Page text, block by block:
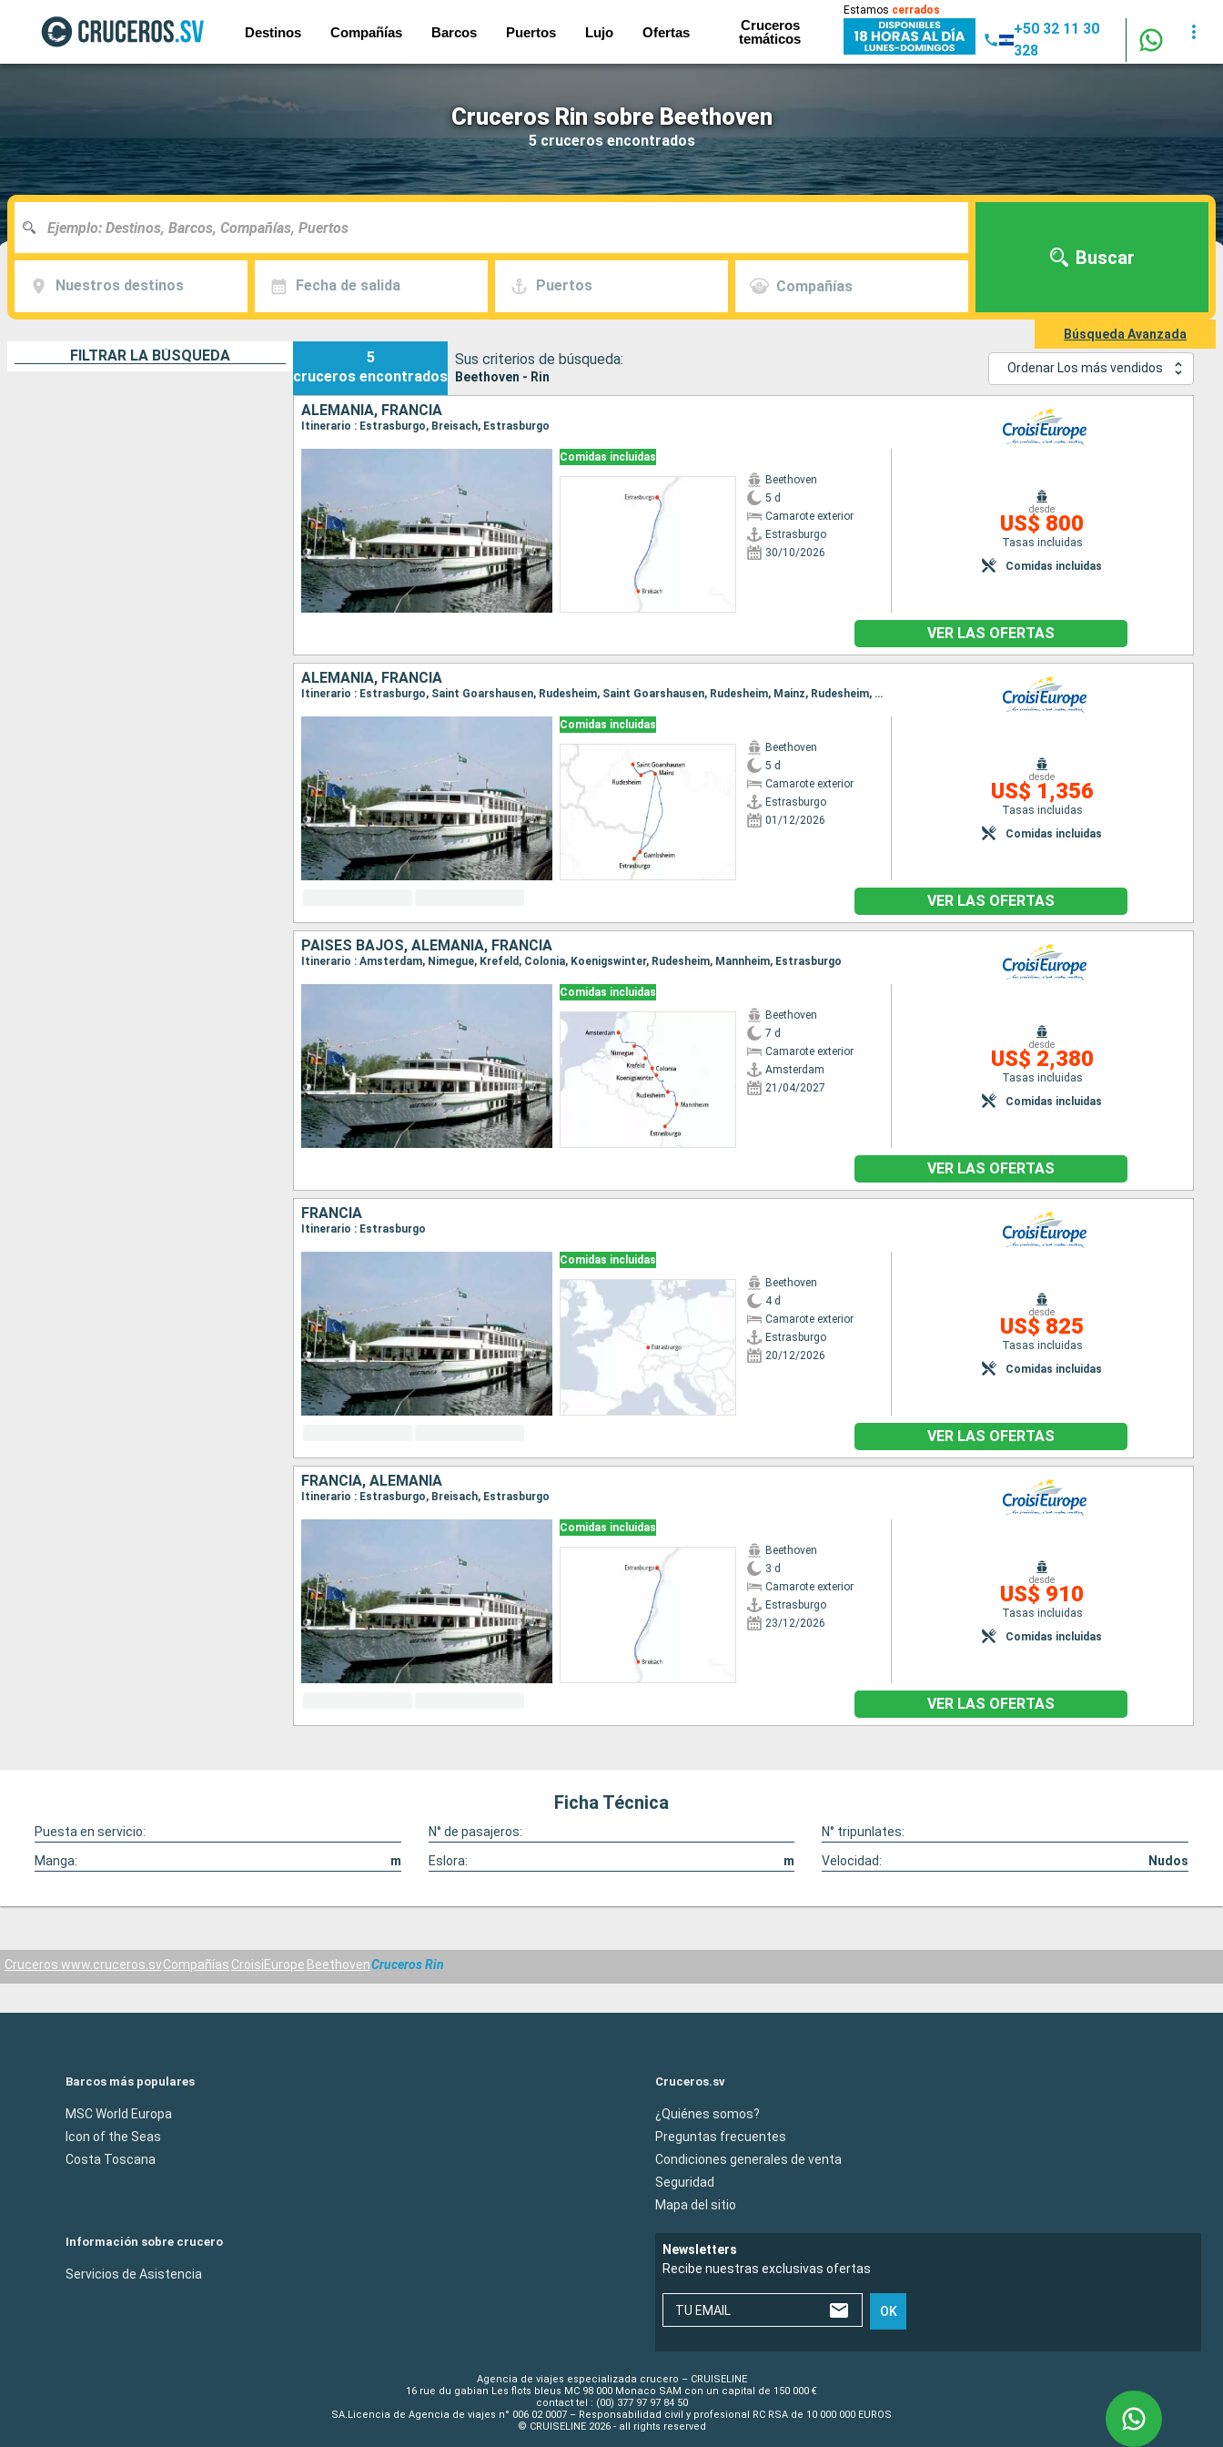
Destinos Compañías Barcos Puertos Lujo Ofertas
Cruceros
temáticos
Estamos cerrados
+50 32 11 30
328
Cruceros Rin sobre Beethoven
5 cruceros encontrados
Nuestros destinos Fecha de salida Puertos Compañías
Buscar
Búsqueda Avanzada
FILTRAR LA BÚSQUEDA
5
cruceros encontrados
Sus criterios de búsqueda:
Beethoven - Rin
Ordenar Los más vendidos
ALEMANIA, FRANCIA
Itinerario : Estrasburgo, Breisach, Estrasburgo
Comidas incluidas
Beethoven
5 d
Camarote exterior
Estrasburgo
30/10/2026
desde
US$ 800
Tasas incluidas
Comidas incluidas
VER LAS OFERTAS
ALEMANIA, FRANCIA
Itinerario : Estrasburgo, Saint Goarshausen, Rudesheim, Saint Goarshausen, Rudesheim, Mainz, Rudesheim, Mainz, Gambsheim, Estrasburgo, Gambsheim, Estrasburgo
Comidas incluidas
Beethoven
5 d
Camarote exterior
Estrasburgo
01/12/2026
desde
US$ 1,356
Tasas incluidas
Comidas incluidas
VER LAS OFERTAS
PAISES BAJOS, ALEMANIA, FRANCIA
Itinerario : Amsterdam, Nimegue, Krefeld, Colonia, Koenigswinter, Rudesheim, Mannheim, Estrasburgo
Comidas incluidas
Beethoven
7 d
Camarote exterior
Amsterdam
21/04/2027
desde
US$ 2,380
Tasas incluidas
Comidas incluidas
VER LAS OFERTAS
FRANCIA
Itinerario : Estrasburgo
Comidas incluidas
Beethoven
4 d
Camarote exterior
Estrasburgo
20/12/2026
desde
US$ 825
Tasas incluidas
Comidas incluidas
VER LAS OFERTAS
FRANCIA, ALEMANIA
Itinerario : Estrasburgo, Breisach, Estrasburgo
Comidas incluidas
Beethoven
3 d
Camarote exterior
Estrasburgo
23/12/2026
desde
US$ 910
Tasas incluidas
Comidas incluidas
VER LAS OFERTAS
Ficha Técnica
Puesta en servicio: N° de pasajeros:
N° tripunlates:
Manga:
m Eslora: m Velocidad: Nudos
Cruceros www.cruceros.svCompañías CroisiEurope BeethovenCruceros Rin
Barcos más populares
MSC World Europa
Icon of the Seas
Costa Toscana
Cruceros.sv
¿Quiénes somos?
Preguntas frecuentes
Condiciones generales de venta
Seguridad
Mapa del sitio
Información sobre crucero
Servicios de Asistencia
Newsletters
Recibe nuestras exclusivas ofertas
TU EMAIL OK
Agencia de viajes especializada crucero – CRUISELINE
16 rue du gabian Les flots bleus MC 98 000 Monaco SAM con un capital de 150 000 €
contact tel : (00) 377 97 97 84 50
SA.Licencia de Agencia de viajes n° 006 02 0007 – Responsabilidad civil y profesional RC RSA de 10 000 000 EUROS
© CRUISELINE 2026 - all rights reserved